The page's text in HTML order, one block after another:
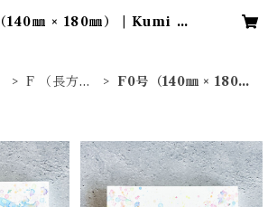
140㎜ × 180㎜） | Kumi N
F （長方
F0号（140㎜ × 180